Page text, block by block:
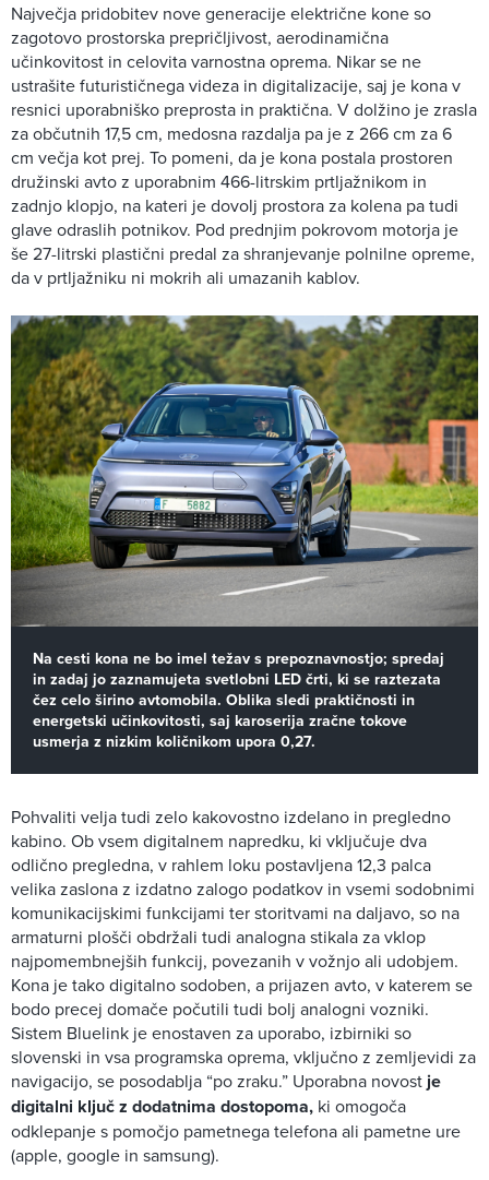
Največja pridobitev nove generacije električne kone so
zagotovo prostorska prepričljivost, aerodinamična
učinkovitost in celovita varnostna oprema. Nikar se ne
ustrašite futurističnega videza in digitalizacije, saj je kona v
resnici uporabniško preprosta in praktična. V dolžino je zrasla
za občutnih 17,5 cm, medosna razdalja pa je z 266 cm za 6
cm večja kot prej. To pomeni, da je kona postala prostoren
družinski avto z uporabnim 466-litrskim prtljažnikom in
zadnjo klopjo, na kateri je dovolj prostora za kolena pa tudi
glave odraslih potnikov. Pod prednjim pokrovom motorja je
še 27-litrski plastični predal za shranjevanje polnilne opreme,
da v prtljažniku ni mokrih ali umazanih kablov.
Na cesti kona ne bo imel težav s prepoznavnostjo; spredaj
in zadaj jo zaznamujeta svetlobni LED črti, ki se raztezata
čez celo širino avtomobila. Oblika sledi praktičnosti in
energetski učinkovitosti, saj karoserija zračne tokove
usmerja z nizkim količnikom upora 0,27.
Pohvaliti velja tudi zelo kakovostno izdelano in pregledno
kabino. Ob vsem digitalnem napredku, ki vključuje dva
odlično pregledna, v rahlem loku postavljena 12,3 palca
velika zaslona z izdatno zalogo podatkov in vsemi sodobnimi
komunikacijskimi funkcijami ter storitvami na daljavo, so na
armaturni plošči obdržali tudi analogna stikala za vklop
najpomembnejših funkcij, povezanih v vožnjo ali udobjem.
Kona je tako digitalno sodoben, a prijazen avto, v katerem se
bodo precej domače počutili tudi bolj analogni vozniki.
Sistem Bluelink je enostaven za uporabo, izbirniki so
slovenski in vsa programska oprema, vključno z zemljevidi za
navigacijo, se posodablja “po zraku.” Uporabna novostje
digitalni ključ z dodatnima dostopoma, ki omogoča
odklepanje s pomočjo pametnega telefona ali pametne ure
(apple, google in samsung).